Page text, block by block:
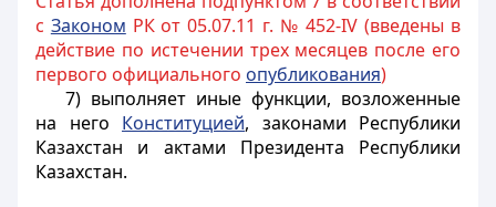
с Законом РК от 05.07.11 г. № 452-IV (введены в
действие по истечении трех месяцев после его
первого официального опубликования)
7) выполняет иные функции, возложенные
на него Конституцией, законами Республики
Казахстан и актами Президента Республики
Казахстан.